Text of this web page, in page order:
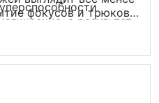
а результат
иллюзии.
в которые
способность героев
и махать руками
своего противника
фокусов и трюков
да и в конце
бросают это
объяснений. Между
— не тот жанр, где
объяснением
оказался